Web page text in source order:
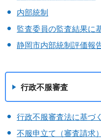
内部統制
監査委員の監査結果に
静岡市内部統制評価報
行政不服審査
行政不服審査法に基づ
不服申立て（審査請求